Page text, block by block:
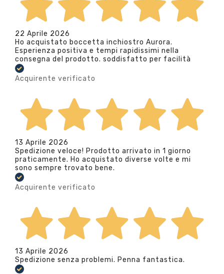
22 Aprile 2026
Ho acquistato boccetta inchiostro Aurora.
Esperienza positiva e tempi rapidissimi nella
consegna del prodotto. soddisfatto per facilità
Acquirente verificato
13 Aprile 2026
Spedizione veloce! Prodotto arrivato in 1 giorno
praticamente. Ho acquistato diverse volte e mi
sono sempre trovato bene.
Acquirente verificato
13 Aprile 2026
Spedizione senza problemi. Penna fantastica.